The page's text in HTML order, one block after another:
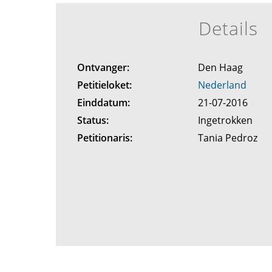
Details
Ontvanger:
Den Haag
Petitieloket:
Nederland
Einddatum:
21-07-2016
Status:
Ingetrokken
Petitionaris:
Tania Pedroz